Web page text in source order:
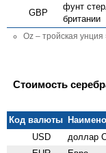
GBP
фунт
британии
Oz – тройская
Стоимость
Код валюты
USD
доллар